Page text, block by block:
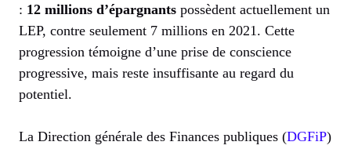
: 12 millions d’épargnants possèdent actuellement un
LEP, contre seulement 7 millions en 2021. Cette
progression témoigne d’une prise de conscience
progressive, mais reste insuffisante au regard du
potentiel.
La Direction générale des Finances publiques (DGFiP)